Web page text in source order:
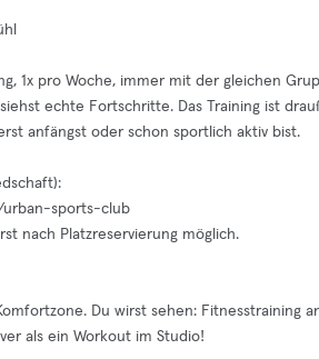
1x pro Woche, immer mit der gleichen
echte Fortschritte. Das Training ist
anfängst oder schon sportlich aktiv bist.
urban-sports-club
nach Platzreservierung möglich.
Du wirst sehen: Fitnesstraining
als ein Workout im Studio!